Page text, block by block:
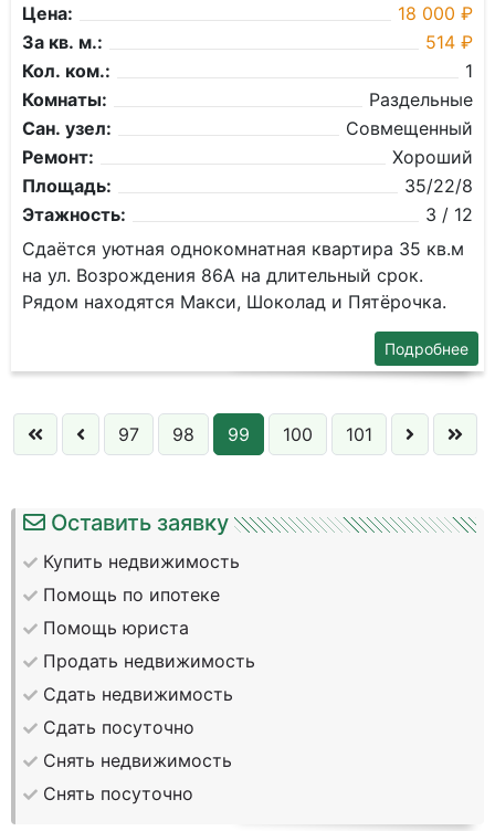
Цена:
18 000 ₽
За кв. м.:
514 ₽
Кол. ком.:
1
Комнаты:
Раздельные
Сан. узел:
Совмещенный
Ремонт:
Хороший
Площадь:
35/22/8
Этажность:
3 / 12
Сдаётся уютная однокомнатная квартира 35 кв.м
на ул. Возрождения 86А на длительный срок.
Рядом находятся Макси, Шоколад и Пятёрочка.
Подробнее
97 98 99 100 101
Оставить заявку
Купить недвижимость
Помощь по ипотеке
Помощь юриста
Продать недвижимость
Сдать недвижимость
Сдать посуточно
Снять недвижимость
Снять посуточно